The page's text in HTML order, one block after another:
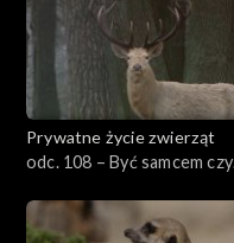
Prywatne życie zwierząt
odc. 108 – Być samcem czy